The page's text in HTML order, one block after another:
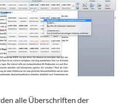
alle Überschriften der